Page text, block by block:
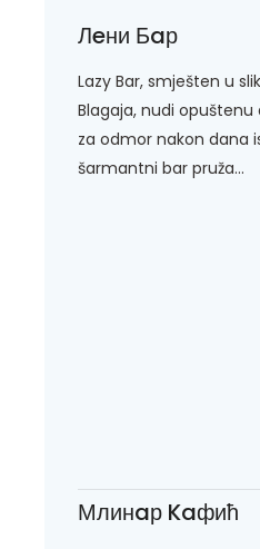
Лeни Бaр
Lazy Bar, smješten u
Blagaja, nudi
za odmor nakon dana
šarmantni bar pruža...
Млинaр Kaфић